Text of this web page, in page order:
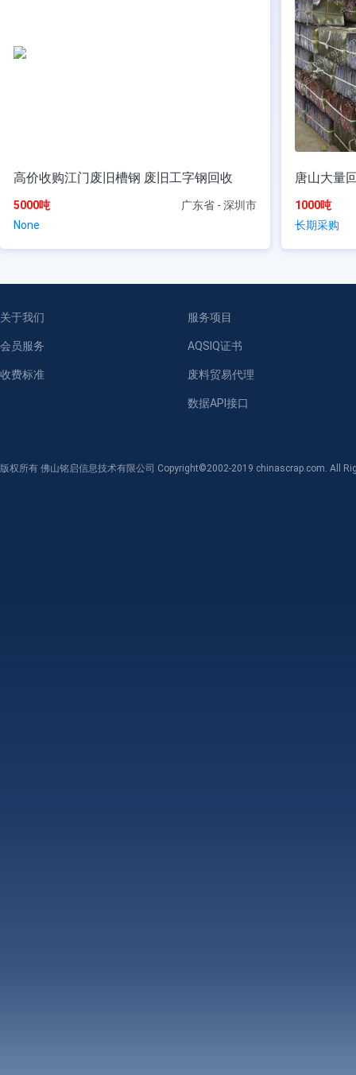
高价收购江门废旧槽钢 废旧工字钢回收
5000吨
广东省 - 深圳市
None
唐山大量
1000吨
长期采购
关于我们
会员服务
收费标准
服务项目
AQSIQ证书
废料贸易代理
数据API接口
版权所有 佛山铭启信息技术有限公司 Copyright©2002-2019 chinascrap.com. All